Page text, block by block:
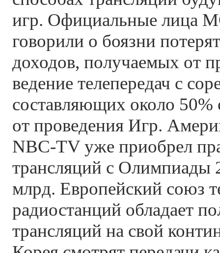
игр. Официальные лица
говорили о боязни
доходов, получаемых от
ведение телепередач с
составляющих около
от проведения Игр.
NBC-TV уже приобрел
трансляций с Олимпиады
млрд. Европейский союз
радиостанций обладает
трансляций на свой